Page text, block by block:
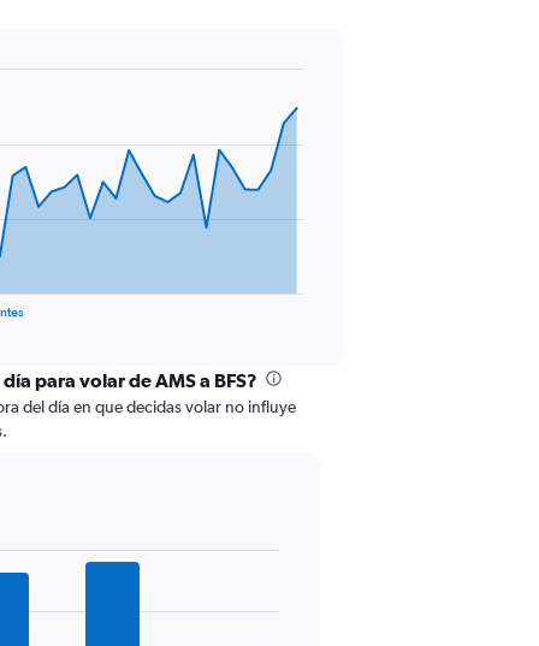
para volar de AMS a BFS?
del día en que decidas volar no influye